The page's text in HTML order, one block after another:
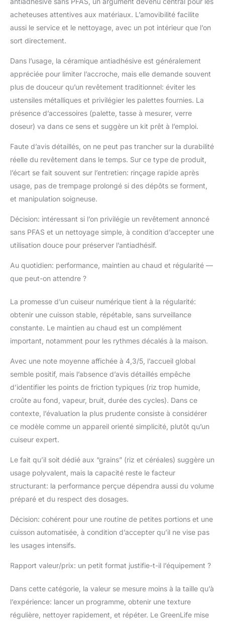
une spatule de service
pour des portions
acheteuses attentives aux matériaux. L’amovibilité facilite
aussi le service et le nettoyage, avec un pot intérieur que l’on
sort directement.
Dans l’usage, la céramique antiadhésive est généralement
appréciée pour limiter l’accroche, mais elle demande souvent
plus de douceur qu’un revêtement traditionnel: éviter les
ustensiles métalliques et privilégier les palettes fournies. La
présence d’accessoires (palette, tasse à mesurer, verre
doseur) va dans ce sens et suggère un kit prêt à l’emploi.
Faute d’avis détaillés, on ne peut pas trancher sur la durabilité
réelle du revêtement dans le temps. Sur ce type de produit,
l’écart se fait souvent sur l’entretien: rinçage rapide après
usage, pas de trempage prolongé si des dépôts se forment,
et manipulation soigneuse.
Décision: intéressant si l’on privilégie un revêtement annoncé
sans PFAS et un nettoyage simple, à condition d’accepter une
utilisation douce pour préserver l’antiadhésif.
Au quotidien: performance, maintien au chaud et régularité —
que peut-on attendre ?
La promesse d’un cuiseur numérique tient à la régularité:
obtenir une cuisson stable, répétable, sans surveillance
constante. Le maintien au chaud est un complément
important, notamment pour les rythmes décalés à la maison.
Avec une note moyenne affichée à 4,3/5, l’accueil global
semble positif, mais l’absence d’avis détaillés empêche
d’identifier les points de friction typiques (riz trop humide,
croûte au fond, vapeur, bruit, durée des cycles). Dans ce
contexte, l’évaluation la plus prudente consiste à considérer
ce modèle comme un appareil orienté simplicité, plutôt qu’un
cuiseur expert.
Le fait qu’il soit dédié aux “grains” (riz et céréales) suggère un
usage polyvalent, mais la capacité reste le facteur
structurant: la performance perçue dépendra aussi du volume
préparé et du respect des dosages.
Décision: cohérent pour une routine de petites portions et une
cuisson automatisée, à condition d’accepter qu’il ne vise pas
les usages intensifs.
Rapport valeur/prix: un petit format justifie-t-il l’équipement ?
Dans cette catégorie, la valeur se mesure moins à la taille qu’à
l’expérience: lancer un programme, obtenir une texture
régulière, nettoyer rapidement, et répéter. Le GreenLife mise